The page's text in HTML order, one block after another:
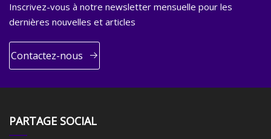
Inscrivez-vous à notre newsletter mensuelle pour les
dernières nouvelles et articles
Contactez-nous
PARTAGE SOCIAL